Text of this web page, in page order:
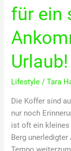
für ein
Urlaub!
Lifestyle /Tara
Die Koffer sind
nur noch
ist oft ein kleines
Berg